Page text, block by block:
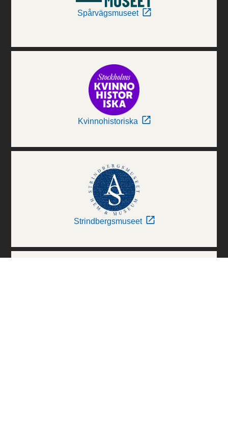
Spårvägsmuseet
Kvinnohistoriska
Strindbergsmuseet